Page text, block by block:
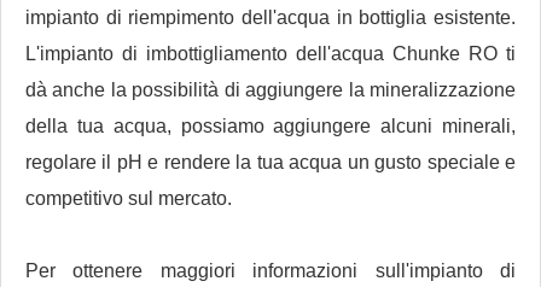
impianto di riempimento dell'acqua in bottiglia esistente.
L'impianto di imbottigliamento dell'acqua Chunke RO ti
dà anche la possibilità di aggiungere la mineralizzazione
della tua acqua, possiamo aggiungere alcuni minerali,
regolare il pH e rendere la tua acqua un gusto speciale e
competitivo sul mercato.
Per ottenere maggiori informazioni sull'impianto di